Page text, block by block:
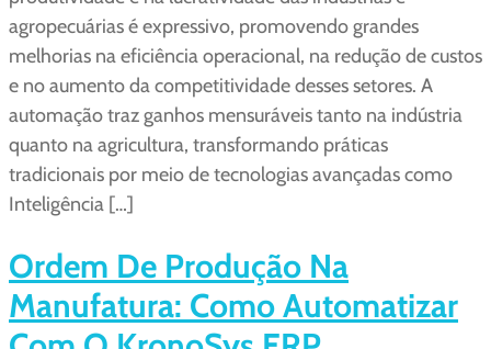
agropecuárias é expressivo, promovendo grandes
melhorias na eficiência operacional, na redução de custos
e no aumento da competitividade desses setores. A
automação traz ganhos mensuráveis tanto na indústria
quanto na agricultura, transformando práticas
tradicionais por meio de tecnologias avançadas como
Inteligência […]
Ordem De Produção Na
Manufatura: Como Automatizar